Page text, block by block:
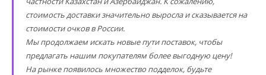
стоимость доставки значительно выросла и сказывается на
стоимости очков в России.
Мы продолжаем искать новые пути поставок, чтобы
предлагать нашим покупателям более выгодную цену!
На рынке появилось множество подделок, будьте